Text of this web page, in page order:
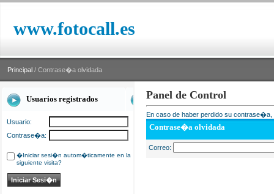
www.fotocall.es
Principal / Contrase�a olvidada
Usuarios registrados
Usuario:
Contrase�a:
�Iniciar sesi�n autom�ticamente en la
siguiente visita?
Panel de Control
En caso de haber perdido su
Contrase�a olvidada
Correo: